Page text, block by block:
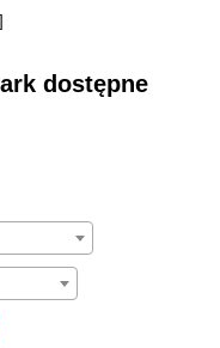
dostępne